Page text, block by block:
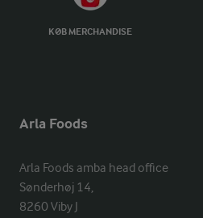
KØB MERCHANDISE
Arla Foods
Arla Foods amba head office
Sønderhøj 14,
8260 Viby J